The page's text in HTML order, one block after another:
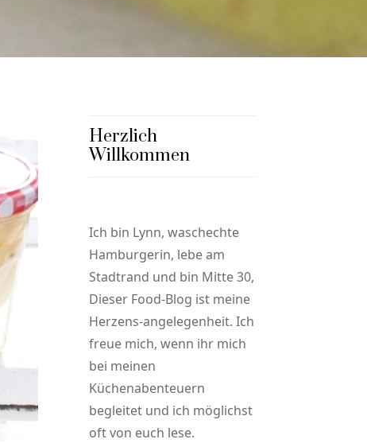
Herzlich
Willkommen
Ich bin Lynn, waschechte
Hamburgerin, lebe am
Stadtrand und bin Mitte 30,
Dieser Food-Blog ist meine
Herzens-angelegenheit. Ich
freue mich, wenn ihr mich
bei meinen
Küchenabenteuern
begleitet und ich möglichst
oft von euch lese.